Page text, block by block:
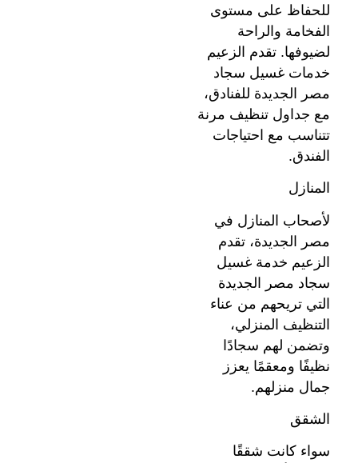
للحفاظ على مستوى
الفخامة والراحة
لضيوفها. تقدم الزعيم
خدمات غسيل سجاد
مصر الجديدة للفنادق،
مع جداول تنظيف مرنة
تتناسب مع احتياجات
الفندق.
المنازل
لأصحاب المنازل في
مصر الجديدة، تقدم
الزعيم خدمة غسيل
سجاد مصر الجديدة
التي تريحهم من عناء
التنظيف المنزلي،
وتضمن لهم سجادًا
نظيفًا ومعقمًا يعزز
جمال منزلهم.
الشقق
سواء كانت شققًا